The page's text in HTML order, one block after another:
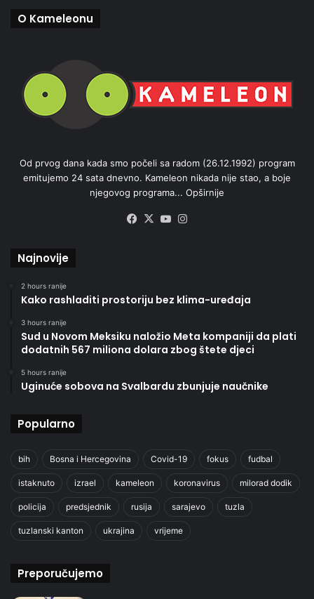
O Kameleonu
Od prvog dana kada smo počeli sa radom (26.12.1992) program
emitujemo 24 sata dnevno. Kameleon nikada nije stao, a boje
njegovog programa... Opširnije
Facebook
X YouTube
Najnovije
2 hours ranije
Kako rashladiti prostoriju bez klima-uređaja
3 hours ranije
Sud u Novom Meksiku naložio Meta kompaniji da plati
dodatnih 567 miliona dolara zbog štete djeci
5 hours ranije
Uginuće sobova na Svalbardu zbunjuje naučnike
Popularno
bih Bosna i Hercegovina Covid-19 fokus fudbal
istaknuto izrael kameleon koronavirus milorad dodik
policija predsjednik rusija sarajevo tuzla
tuzlanski kanton ukrajina vrijeme
Preporučujemo